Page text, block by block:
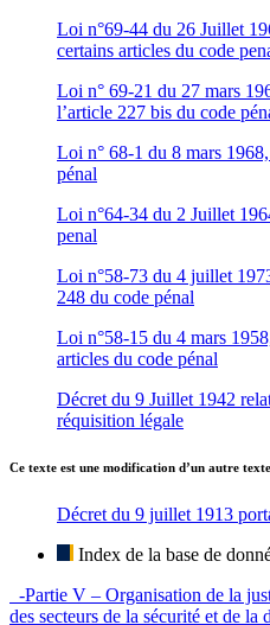
Loi n°69-44 du 26 Juillet
certains articles du code
Loi n° 69-21 du 27 mars
l’article 227 bis du code
Loi n° 68-1 du 8 mars
pénal
Loi n°64-34 du 2 Juillet
penal
Loi n°58-73 du 4 juillet
248 du code pénal
Loi n°58-15 du 4 mars
articles du code pénal
Décret du 9 Juillet 1942
réquisition légale
Ce texte est une modification d’un autre
Décret du 9 juillet 1913
Index de la base de
-Partie V – Organisation de la
des secteurs de la sécurité et de la